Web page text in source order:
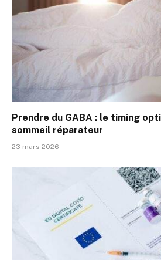
Prendre du GABA : le timing
sommeil réparateur
23 mars 2026